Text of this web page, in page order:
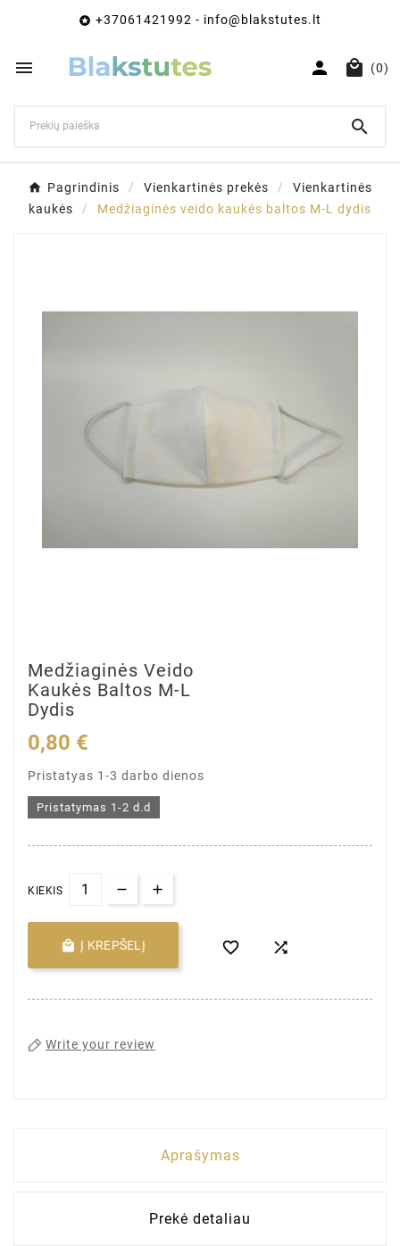
 +37061421992 - info@blakstutes.lt
   (0)

Pagrindinis Vienkartinės prekės
Vienkartinės
kaukės
Medžiaginės veido kaukės baltos M-L dydis
Medžiaginės Veido
Kaukės Baltos M-L
Dydis
0,80 €
Pristatyas 1-3 darbo dienos
Pristatymas 1-2 d.d
KIEKIS
 Į KREPŠELĮ  
Write your review
Aprašymas
Prekė detaliau